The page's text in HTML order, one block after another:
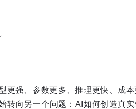
更强、参数更多、推理更快、成
转向另一个问题：AI如何创造真实